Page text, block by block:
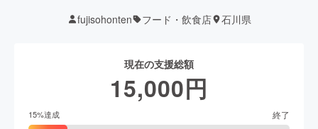
fujisohonten フード・飲食店 石川県
現在の支援総額
15,000円
15%達成 終了